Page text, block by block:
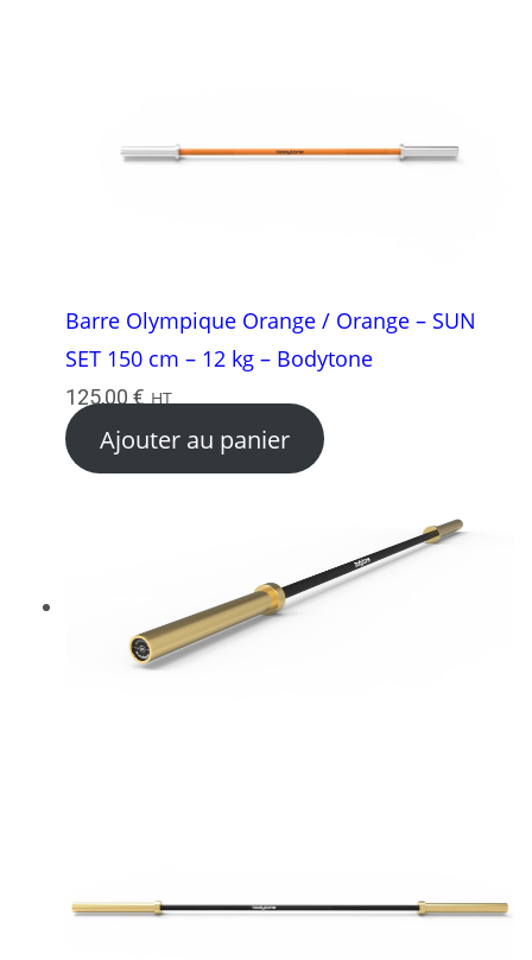
Barre Olympique Orange / Orange – SUN
SET 150 cm – 12 kg – Bodytone
125,00 € HT
Ajouter au panier